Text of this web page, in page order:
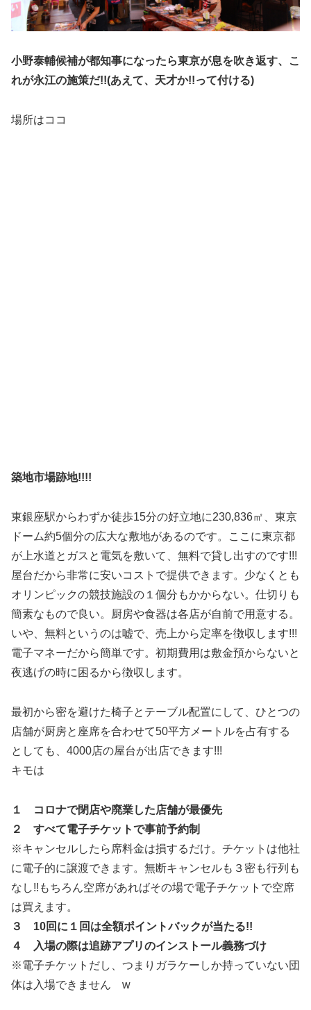
小野泰輔候補が都知事になったら東京が息を吹き返す、こ
れが永江の施策だ!!(あえて、天才か!!って付ける)
場所はココ
築地市場跡地!!!!
東銀座駅からわずか徒歩15分の好立地に230,836㎡、東京
ドーム約5個分の広大な敷地があるのです。ここに東京都
が上水道とガスと電気を敷いて、無料で貸し出すのです!!!
屋台だから非常に安いコストで提供できます。少なくとも
オリンピックの競技施設の１個分もかからない。仕切りも
簡素なもので良い。厨房や食器は各店が自前で用意する。
いや、無料というのは嘘で、売上から定率を徴収します!!!
電子マネーだから簡単です。初期費用は敷金預からないと
夜逃げの時に困るから徴収します。
最初から密を避けた椅子とテーブル配置にして、ひとつの
店舗が厨房と座席を合わせて50平方メートルを占有する
としても、4000店の屋台が出店できます!!!
キモは
１ コロナで閉店や廃業した店舗が最優先
２ すべて電子チケットで事前予約制
※キャンセルしたら席料金は損するだけ。チケットは他社
に電子的に譲渡できます。無断キャンセルも３密も行列も
なし!!もちろん空席があればその場で電子チケットで空席
は買えます。
３ 10回に１回は全額ポイントバックが当たる!!
４ 入場の際は追跡アプリのインストール義務づけ
※電子チケットだし、つまりガラケーしか持っていない団
体は入場できません w